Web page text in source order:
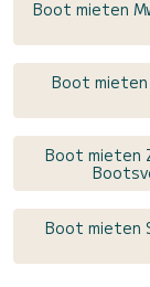
Boot mieten
Boot mieten
Boot mieten
Boot mieten